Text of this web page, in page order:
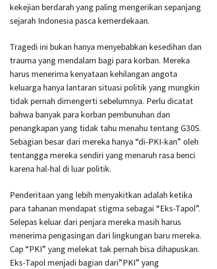
kekejian berdarah yang paling mengerikan sepanjang
sejarah Indonesia pasca kemerdekaan.
Tragedi ini bukan hanya menyebabkan kesedihan dan
trauma yang mendalam bagi para korban. Mereka
harus menerima kenyataan kehilangan angota
keluarga hanya lantaran situasi politik yang mungkin
tidak pernah dimengerti sebelumnya. Perlu dicatat
bahwa banyak para korban pembunuhan dan
penangkapan yang tidak tahu menahu tentang G30S.
Sebagian besar dari mereka hanya “di-PKI-kan” oleh
tentangga mereka sendiri yang menaruh rasa benci
karena hal-hal di luar politik.
Penderitaan yang lebih menyakitkan adalah ketika
para tahanan mendapat stigma sebagai “Eks-Tapol”.
Selepas keluar dari penjara mereka masih harus
menerima pengasingan dari lingkungan baru mereka.
Cap “PKI” yang melekat tak pernah bisa dihapuskan.
Eks-Tapol menjadi bagian dari”PKI” yang